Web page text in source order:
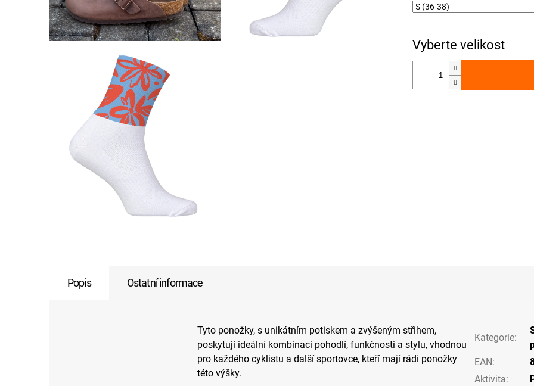
Popis Ostatní informace
Tyto ponožky, s unikátním potiskem a zvýšeným střihem,
poskytují ideální kombinaci pohodlí, funkčnosti a stylu, vhodnou
pro každého cyklistu a další sportovce, kteří mají rádi ponožky
této výšky.
Kategorie:
EAN:
Aktivita: